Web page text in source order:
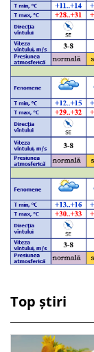
Top știri